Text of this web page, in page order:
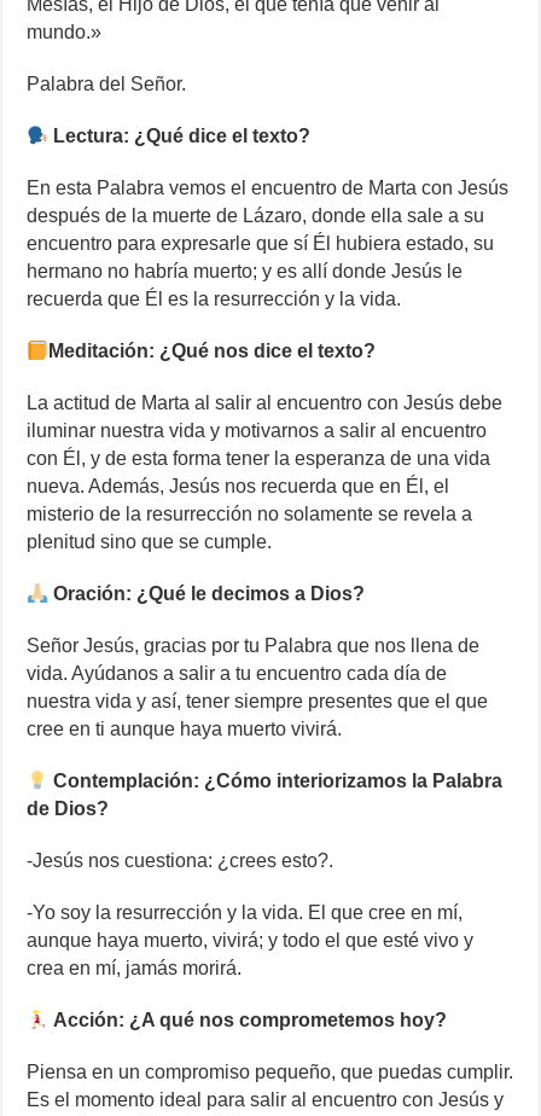
Mesías, el Hijo de Dios, el que tenía que venir al
mundo.»
Palabra del Señor.
Lectura: ¿Qué dice el texto?
En esta Palabra vemos el encuentro de Marta con Jesús
después de la muerte de Lázaro, donde ella sale a su
encuentro para expresarle que sí Él hubiera estado, su
hermano no habría muerto; y es allí donde Jesús le
recuerda que Él es la resurrección y la vida.
Meditación: ¿Qué nos dice el texto?
La actitud de Marta al salir al encuentro con Jesús debe
iluminar nuestra vida y motivarnos a salir al encuentro
con Él, y de esta forma tener la esperanza de una vida
nueva. Además, Jesús nos recuerda que en Él, el
misterio de la resurrección no solamente se revela a
plenitud sino que se cumple.
Oración: ¿Qué le decimos a Dios?
Señor Jesús, gracias por tu Palabra que nos llena de
vida. Ayúdanos a salir a tu encuentro cada día de
nuestra vida y así, tener siempre presentes que el que
cree en ti aunque haya muerto vivirá.
Contemplación: ¿Cómo interiorizamos la Palabra
de Dios?
-Jesús nos cuestiona: ¿crees esto?.
-Yo soy la resurrección y la vida. El que cree en mí,
aunque haya muerto, vivirá; y todo el que esté vivo y
crea en mí, jamás morirá.
Acción: ¿A qué nos comprometemos hoy?
Piensa en un compromiso pequeño, que puedas cumplir.
Es el momento ideal para salir al encuentro con Jesús y